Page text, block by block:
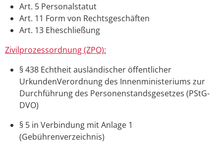
Art. 5 Personalstatut
Art. 11 Form von Rechtsgeschäften
Art. 13 Eheschließung
Zivilprozessordnung (ZPO):
§ 438 Echtheit ausländischer öffentlicher
UrkundenVerordnung des Innenministeriums zur
Durchführung des Personenstandsgesetzes (PStG-
DVO)
§ 5 in Verbindung mitAnlage 1
(Gebührenverzeichnis)